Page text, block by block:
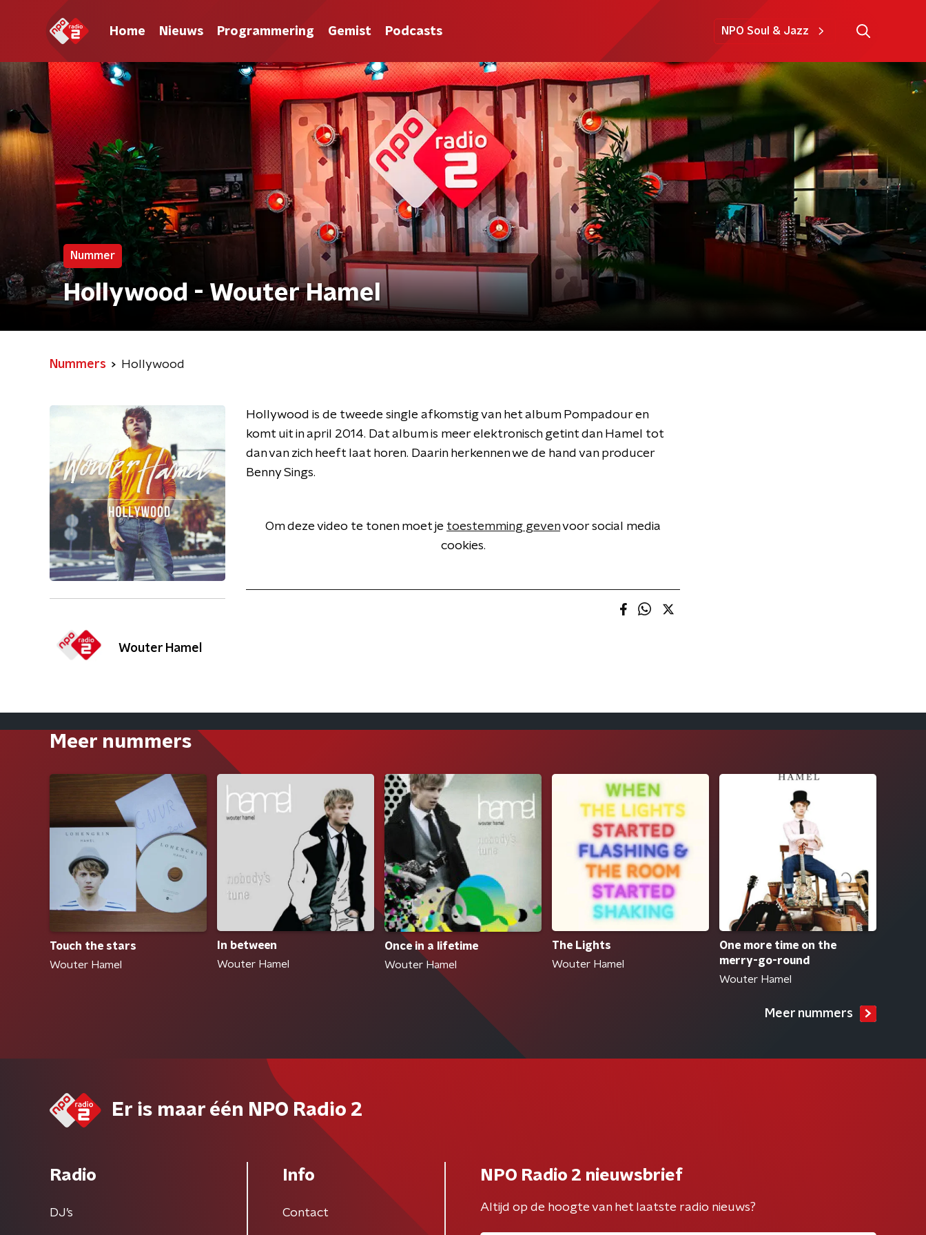
Home Nieuws Programmering Gemist Podcasts NPO Soul & Jazz
Nummer
Hollywood - Wouter Hamel
Nummers Hollywood
Wouter Hamel
Hollywood is de tweede single afkomstig van het album Pompadour en
komt uit in april 2014. Dat album is meer elektronisch getint dan Hamel tot
dan van zich heeft laat horen. Daarin herkennen we de hand van producer
Benny Sings.
Om deze video te tonen moet je toestemming gevenvoor social media
cookies.
Meer nummers
Touch the stars
Wouter Hamel
In between
Wouter Hamel
Once in a lifetime
Wouter Hamel
The Lights
Wouter Hamel
One more time on the
merry-go-round
Wouter Hamel
Meer nummers
Er is maar één NPO Radio 2
Radio
DJ’s
Info
Contact
NPO Radio 2 nieuwsbrief
Altijd op de hoogte van het laatste radio nieuws?